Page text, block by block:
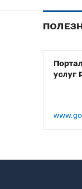
услуг